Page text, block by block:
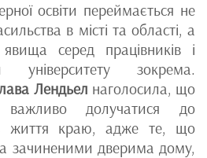
освіти переймається не
в місті та області, а
серед працівників і
університету зокрема.
Лендьел наголосила, що
важливо долучатися до
життя краю, адже те, що
зачиненими дверима дому,